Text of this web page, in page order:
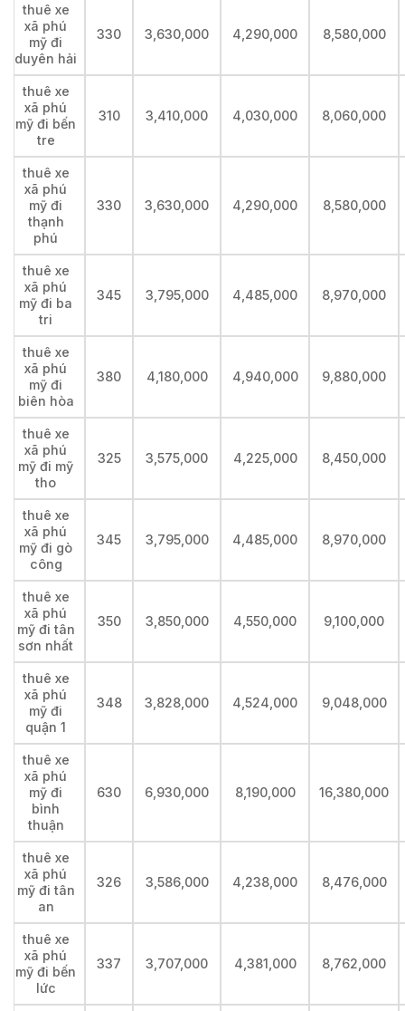
thuê xe
xã phú
mỹ đi
duyên hải
330 3,630,000 4,290,000 8,580,000
thuê xe
xã phú
mỹ đi bến
tre
310 3,410,000 4,030,000 8,060,000
thuê xe
xã phú
mỹ đi
thạnh
phú
330 3,630,000 4,290,000 8,580,000
thuê xe
xã phú
mỹ đi ba
tri
345 3,795,000 4,485,000 8,970,000
thuê xe
xã phú
mỹ đi
biên hòa
380 4,180,000 4,940,000 9,880,000
thuê xe
xã phú
mỹ đi mỹ
tho
325 3,575,000 4,225,000 8,450,000
thuê xe
xã phú
mỹ đi gò
công
345 3,795,000 4,485,000 8,970,000
thuê xe
xã phú
mỹ đi tân
sơn nhất
350 3,850,000 4,550,000 9,100,000
thuê xe
xã phú
mỹ đi
quận 1
348 3,828,000 4,524,000 9,048,000
thuê xe
xã phú
mỹ đi
bình
thuận
630 6,930,000 8,190,000 16,380,000
thuê xe
xã phú
mỹ đi tân
an
326 3,586,000 4,238,000 8,476,000
thuê xe
xã phú
mỹ đi bến
lức
337 3,707,000 4,381,000 8,762,000